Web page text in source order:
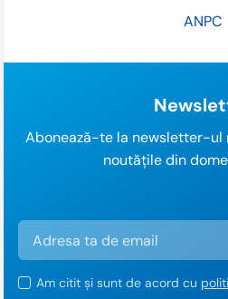
ANPC
Abonează-te la newsletter-ul
noutățile din
Am citit și sunt de acord cu